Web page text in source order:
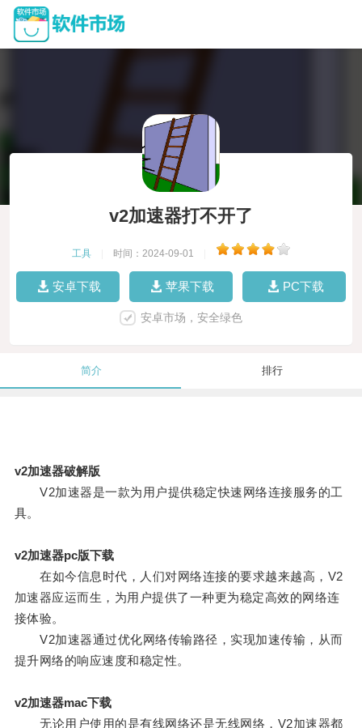
v2加速器打不开了
工具 时间：2024-09-01
安卓下载 苹果下载 PC下载
安卓市场，安全绿色
简介 排行
v2加速器破解版
V2加速器是一款为用户提供稳定快速网络连接服务的工
具。
v2加速器pc版下载
在如今信息时代，人们对网络连接的要求越来越高，V2
加速器应运而生，为用户提供了一种更为稳定高效的网络连
接体验。
V2加速器通过优化网络传输路径，实现加速传输，从而
提升网络的响应速度和稳定性。
v2加速器mac下载
无论用户使用的是有线网络还是无线网络，V2加速器都